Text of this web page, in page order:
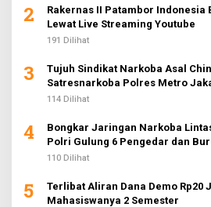
2
Rakernas II Patambor Indonesia
Lewat Live Streaming Youtube
191 Dilihat
3
Tujuh Sindikat Narkoba Asal
Satresnarkoba Polres Metro
114 Dilihat
4
Bongkar Jaringan Narkoba
Polri Gulung 6 Pengedar dan
110 Dilihat
5
Terlibat Aliran Dana Demo Rp20
Mahasiswanya 2 Semester